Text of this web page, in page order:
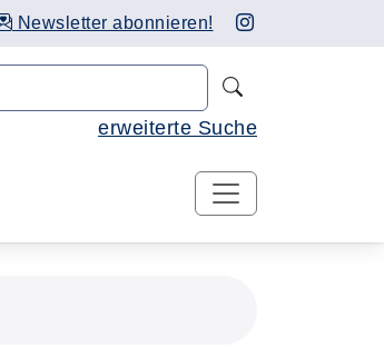
Newsletter abonnieren!
erweiterte Suche